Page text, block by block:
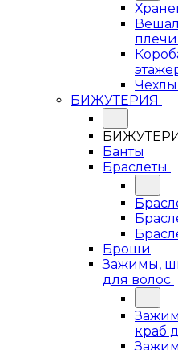
БИЖУТЕРИЯ
Банты
Браслеты
Броши
Зажимы,
для волос
краб